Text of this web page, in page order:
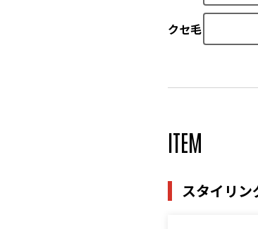
クセ毛
ITEM
スタイリン